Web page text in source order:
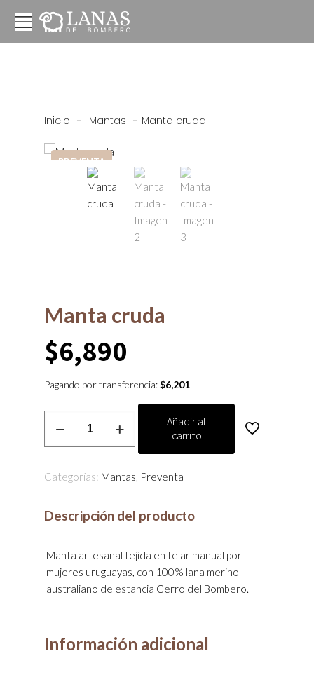
Inicio - Mantas - Manta cruda
PREVENTA
Manta cruda
$6,890
Pagando por transferencia:$6,201
Añadir al
carrito
Categorías: Mantas Preventa
Descripción del producto
Manta artesanal tejida en telar manual por
mujeres uruguayas, con 100% lana merino
australiano de estancia Cerro del Bombero.
Información adicional